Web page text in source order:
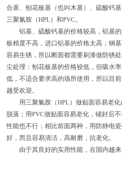
合基、刨花板基（也叫木基）、硫酸钙
三聚氰胺（HPL）和PVC。
铝基、硫酸钙基的价格较高，铝基的
板精度不高，进口铝基的价格太高；钢
容易生锈，所以断面都需要刷漆做防锈
尘处理；刨花板基的价格较低，但吸水
低，不适合要求高的场所使用，所以目
越受欢迎。
用三聚氰胺（HPL）做贴面容易老化
脱落；用PVC做贴面容易老化，铺好后
性能也不行；相比前面两种，用防静电
好，而且容易清洁，高耐磨，抗老化。
由于其良好的实用性能，在国内越来